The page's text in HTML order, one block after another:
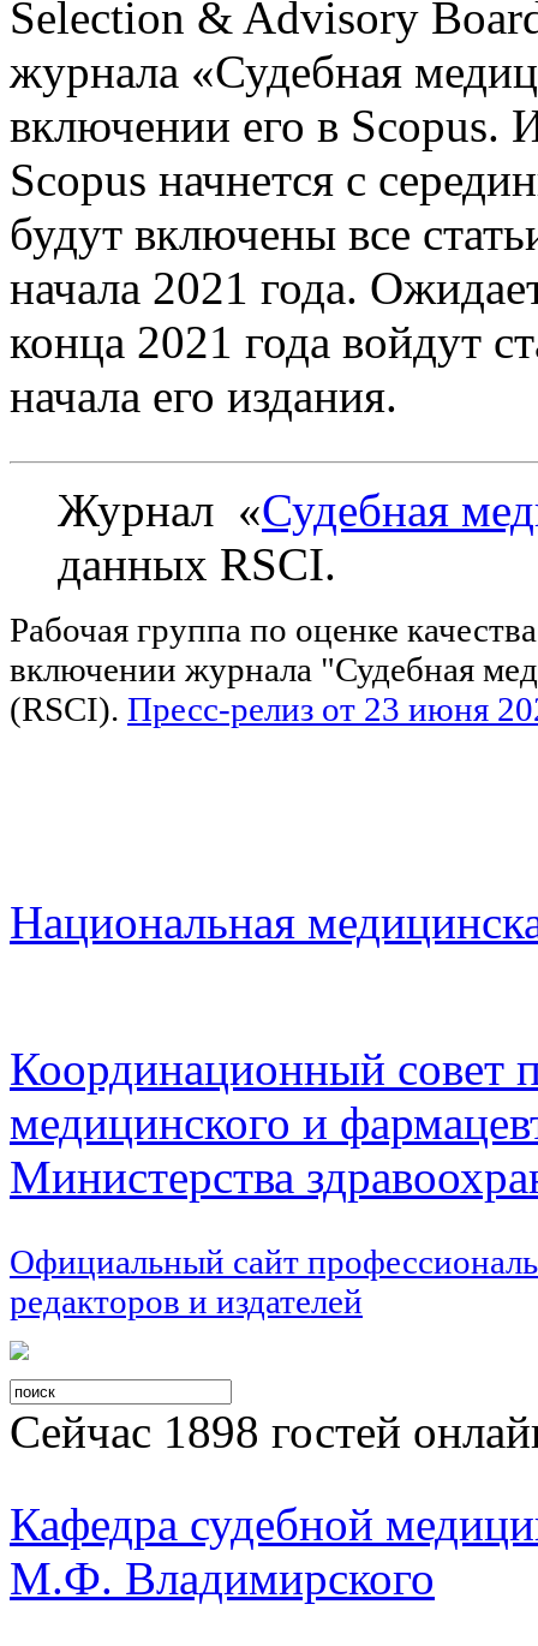
Selection & Advisory
журнала «Судебная
включении его в Scopus.
Scopus начнется с
будут включены все
начала 2021 года.
конца 2021 года войдут
начала его издания.
Журнал «Судебная
данных RSCI.
Рабочая группа по оценке
включении журнала "Судебная
(RSCI). Пресс-релиз от 23 июня
Национальная
Координационный совет
медицинского и
Министерства
Официальный сайт
редакторов и издателей
Сейчас 1898 гостей
Кафедра судебной
М.Ф. Владимирского